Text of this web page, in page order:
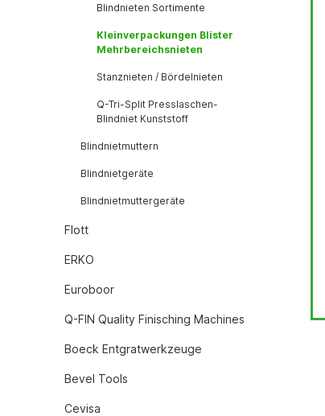
Blindnieten Sortimente
Kleinverpackungen Blister
Mehrbereichsnieten
Stanznieten / Bördelnieten
Q-Tri-Split Presslaschen-
Blindniet Kunststoff
Blindnietmuttern
Blindnietgeräte
Blindnietmuttergeräte
Flott
ERKO
Euroboor
Q-FIN Quality Finisching Machines
Boeck Entgratwerkzeuge
Bevel Tools
Cevisa